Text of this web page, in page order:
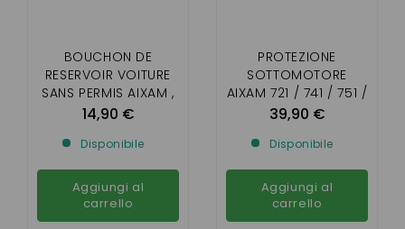
BOUCHON DE
RESERVOIR VOITURE
SANS PERMIS AIXAM ,
MICROCAR , LIGIER ,
AVEC CLEF)
14,90 €
Disponibile
Aggiungi al
carrello
PROTEZIONE
SOTTOMOTORE
AIXAM 721 / 741 / 751 /
CITY / ROADLINE /
PRIMA DEL 2010
39,90 €
Disponibile
Aggiungi al
carrello